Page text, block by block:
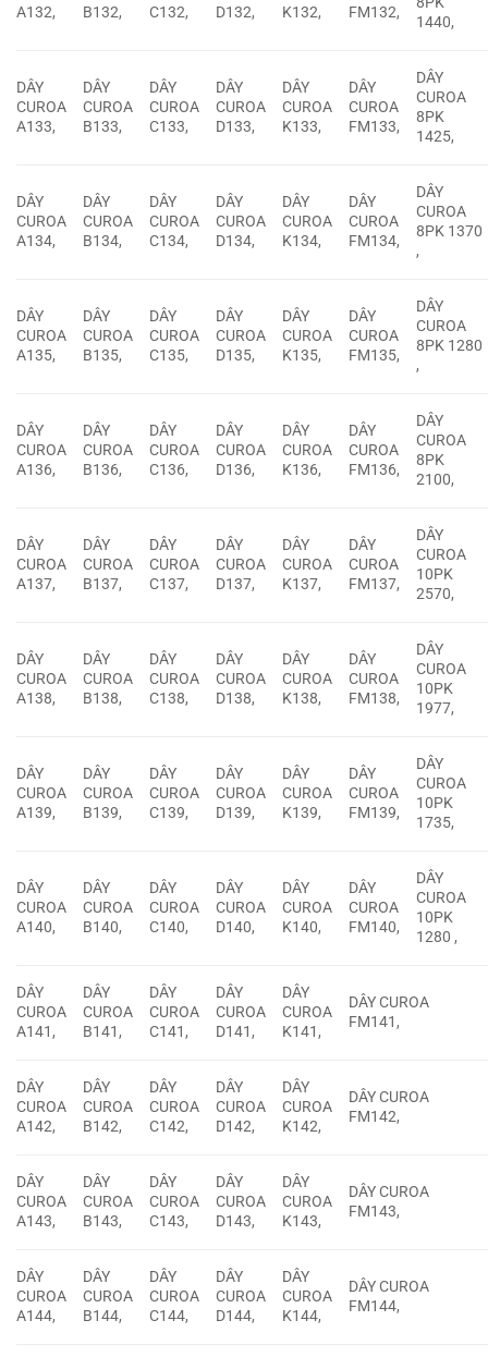
A132,
B132,
C132,
D132,
K132,
FM132,
1440,
DÂY
CUROA
A133,
DÂY
CUROA
B133,
DÂY
CUROA
C133,
DÂY
CUROA
D133,
DÂY
CUROA
K133,
DÂY
CUROA
FM133,
DÂY
CUROA
8PK
1425,
DÂY
CUROA
A134,
DÂY
CUROA
B134,
DÂY
CUROA
C134,
DÂY
CUROA
D134,
DÂY
CUROA
K134,
DÂY
CUROA
FM134,
DÂY
CUROA
8PK 1370
,
DÂY
CUROA
A135,
DÂY
CUROA
B135,
DÂY
CUROA
C135,
DÂY
CUROA
D135,
DÂY
CUROA
K135,
DÂY
CUROA
FM135,
DÂY
CUROA
8PK 1280
,
DÂY
CUROA
A136,
DÂY
CUROA
B136,
DÂY
CUROA
C136,
DÂY
CUROA
D136,
DÂY
CUROA
K136,
DÂY
CUROA
FM136,
DÂY
CUROA
8PK
2100,
DÂY
CUROA
A137,
DÂY
CUROA
B137,
DÂY
CUROA
C137,
DÂY
CUROA
D137,
DÂY
CUROA
K137,
DÂY
CUROA
FM137,
DÂY
CUROA
10PK
2570,
DÂY
CUROA
A138,
DÂY
CUROA
B138,
DÂY
CUROA
C138,
DÂY
CUROA
D138,
DÂY
CUROA
K138,
DÂY
CUROA
FM138,
DÂY
CUROA
10PK
1977,
DÂY
CUROA
A139,
DÂY
CUROA
B139,
DÂY
CUROA
C139,
DÂY
CUROA
D139,
DÂY
CUROA
K139,
DÂY
CUROA
FM139,
DÂY
CUROA
10PK
1735,
DÂY
CUROA
A140,
DÂY
CUROA
B140,
DÂY
CUROA
C140,
DÂY
CUROA
D140,
DÂY
CUROA
K140,
DÂY
CUROA
FM140,
DÂY
CUROA
10PK
1280 ,
DÂY
CUROA
A141,
DÂY
CUROA
B141,
DÂY
CUROA
C141,
DÂY
CUROA
D141,
DÂY
CUROA
K141,
DÂY CUROA
FM141,
DÂY
CUROA
A142,
DÂY
CUROA
B142,
DÂY
CUROA
C142,
DÂY
CUROA
D142,
DÂY
CUROA
K142,
DÂY CUROA
FM142,
DÂY
CUROA
A143,
DÂY
CUROA
B143,
DÂY
CUROA
C143,
DÂY
CUROA
D143,
DÂY
CUROA
K143,
DÂY CUROA
FM143,
DÂY
CUROA
A144,
DÂY
CUROA
B144,
DÂY
CUROA
C144,
DÂY
CUROA
D144,
DÂY
CUROA
K144,
DÂY CUROA
FM144,